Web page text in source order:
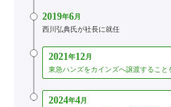
2019年6月
西川弘典氏が社長に就任
2021年12月
東急ハンズをカインズへ譲渡すること
2024年4月